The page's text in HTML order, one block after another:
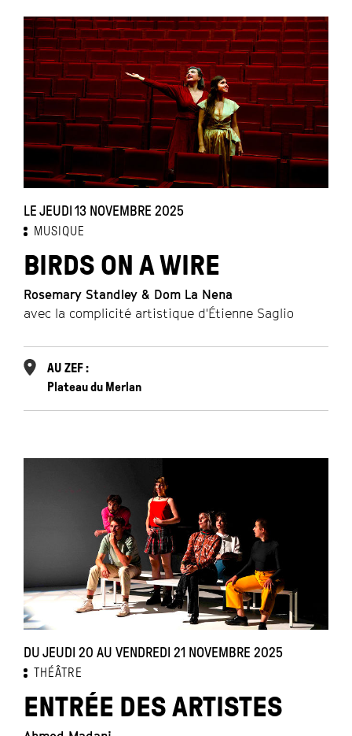
LE JEUDI 13 NOVEMBRE 2025
MUSIQUE
BIRDS ON A WIRE
Rosemary Standley & Dom La Nena
avec la complicité artistique d'Étienne Saglio
AU ZEF :
Plateau du Merlan
DU JEUDI 20 AU VENDREDI 21 NOVEMBRE 2025
THÉÂTRE
ENTRÉE DES ARTISTES